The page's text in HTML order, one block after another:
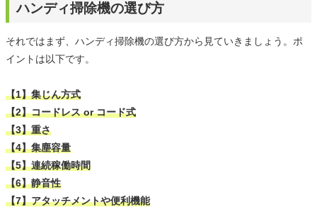
ハンディ掃除機の選び方
それではまず、ハンディ掃除機の選び方から見ていきましょう。ポ
イントは以下です。
【1】集じん方式
【2】コードレス or コード式
【3】重さ
【4】集塵容量
【5】連続稼働時間
【6】静音性
【7】アタッチメントや便利機能